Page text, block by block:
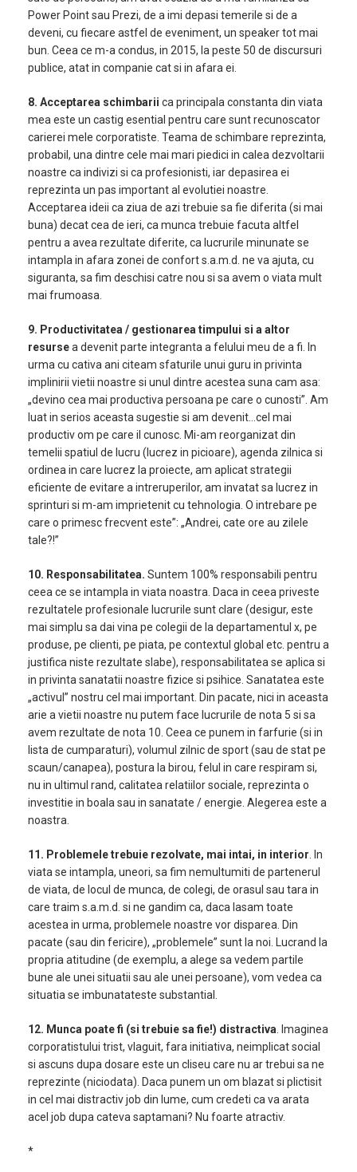
Power Point sau Prezi, de a imi depasi temerile si de a
deveni, cu fiecare astfel de eveniment, un speaker tot mai
bun. Ceea ce m-a condus, in 2015, la peste 50 de discursuri
publice, atat in companie cat si in afara ei.
8. Acceptarea schimbarii ca principala constanta din viata
mea este un castig esential pentru care sunt recunoscator
carierei mele corporatiste. Teama de schimbare reprezinta,
probabil, una dintre cele mai mari piedici in calea dezvoltarii
noastre ca indivizi si ca profesionisti, iar depasirea ei
reprezinta un pas important al evolutiei noastre.
Acceptarea ideii ca ziua de azi trebuie sa fie diferita (si mai
buna) decat cea de ieri, ca munca trebuie facuta altfel
pentru a avea rezultate diferite, ca lucrurile minunate se
intampla in afara zonei de confort s.a.m.d. ne va ajuta, cu
siguranta, sa fim deschisi catre nou si sa avem o viata mult
mai frumoasa.
9. Productivitatea / gestionarea timpului si a altor
resursea devenit parte integranta a felului meu de a fi. In
urma cu cativa ani citeam sfaturile unui guru in privinta
implinirii vietii noastre si unul dintre acestea suna cam asa:
„devino cea mai productiva persoana pe care o cunosti”. Am
luat in serios aceasta sugestie si am devenit…cel mai
productiv om pe care il cunosc. Mi-am reorganizat din
temelii spatiul de lucru (lucrez in picioare), agenda zilnica si
ordinea in care lucrez la proiecte, am aplicat strategii
eficiente de evitare a intreruperilor, am invatat sa lucrez in
sprinturi si m-am imprietenit cu tehnologia. O intrebare pe
care o primesc frecvent este”: „Andrei, cate ore au zilele
tale?!”
10. Responsabilitatea. Suntem 100% responsabili pentru
ceea ce se intampla in viata noastra. Daca in ceea priveste
rezultatele profesionale lucrurile sunt clare (desigur, este
mai simplu sa dai vina pe colegii de la departamentul x, pe
produse, pe clienti, pe piata, pe contextul global etc. pentru a
justifica niste rezultate slabe), responsabilitatea se aplica si
in privinta sanatatii noastre fizice si psihice. Sanatatea este
„activul” nostru cel mai important. Din pacate, nici in aceasta
arie a vietii noastre nu putem face lucrurile de nota 5 si sa
avem rezultate de nota 10. Ceea ce punem in farfurie (si in
lista de cumparaturi), volumul zilnic de sport (sau de stat pe
scaun/canapea), postura la birou, felul in care respiram si,
nu in ultimul rand, calitatea relatiilor sociale, reprezinta o
investitie in boala sau in sanatate / energie. Alegerea este a
noastra.
11. Problemele trebuie rezolvate, mai intai, in interior . In
viata se intampla, uneori, sa fim nemultumiti de partenerul
de viata, de locul de munca, de colegi, de orasul sau tara in
care traim s.a.m.d. si ne gandim ca, daca lasam toate
acestea in urma, problemele noastre vor disparea. Din
pacate (sau din fericire), „problemele” sunt la noi. Lucrand la
propria atitudine (de exemplu, a alege sa vedem partile
bune ale unei situatii sau ale unei persoane), vom vedea ca
situatia se imbunatateste substantial.
12. Munca poate fi (si trebuie sa fie!) distractiva . Imaginea
corporatistului trist, vlaguit, fara initiativa, neimplicat social
si ascuns dupa dosare este un cliseu care nu ar trebui sa ne
reprezinte (niciodata). Daca punem un om blazat si plictisit
in cel mai distractiv job din lume, cum credeti ca va arata
acel job dupa cateva saptamani? Nu foarte atractiv.
*